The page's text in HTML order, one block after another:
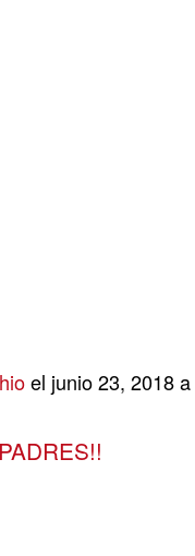
el junio 23, 2018